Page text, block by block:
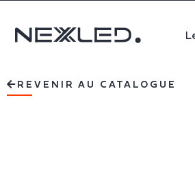
REVENIR AU CATALOGUE